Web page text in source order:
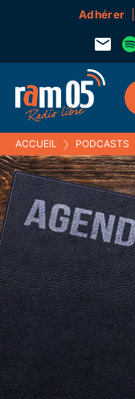
Adhérer
ACCUEIL ❯ PODCASTS